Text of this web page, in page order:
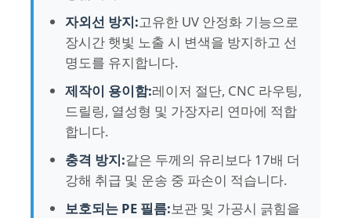
선명한 플라스틱 아크릴 엽
캐스트 아크릴 시트
컬러 아크릴 시트
아크릴 저장 상자
자외선 방지:고유한 UV 안정화 기능으로
장시간 햇빛 노출 시 변색을 방지하고 선
명도를 유지합니다.
제작이 용이함:레이저 절단, CNC 라우팅,
드릴링, 열성형 및 가장자리 연마에 적합
합니다.
충격 방지:같은 두께의 유리보다 17배 더
강해 취급 및 운송 중 파손이 적습니다.
보호되는 PE 필름:보관 및 가공시 긁힘을